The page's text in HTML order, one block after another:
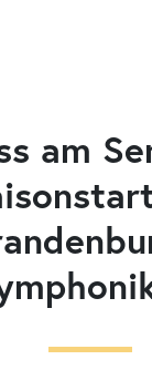
am